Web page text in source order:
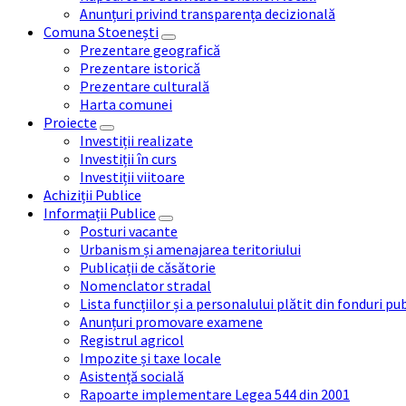
Anunțuri privind transparența decizională
Comuna Stoenești
Prezentare geografică
Prezentare istorică
Prezentare culturală
Harta comunei
Proiecte
Investiții realizate
Investiții în curs
Investiții viitoare
Achiziții Publice
Informații Publice
Posturi vacante
Urbanism și amenajarea teritoriului
Publicații de căsătorie
Nomenclator stradal
Lista funcțiilor și a personalului plătit din fonduri
Anunțuri promovare examene
Registrul agricol
Impozite și taxe locale
Asistență socială
Rapoarte implementare Legea 544 din 2001